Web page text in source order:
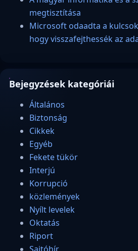
megtisztítása
Microsoft odaadta a
hogy visszafejthessék az
Bejegyzések kategóriái
Általános
Biztonság
Cikkek
Egyéb
Fekete tükör
Interjú
Korrupció
közlemények
Nyílt levelek
Oktatás
Riport